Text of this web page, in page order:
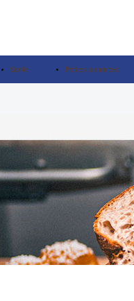
Santé Petites annonces